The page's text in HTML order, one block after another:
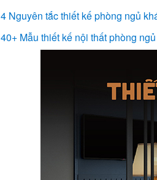
4 Nguyên tắc thiết kế phòng ngủ
40+ Mẫu thiết kế nội thất phòng